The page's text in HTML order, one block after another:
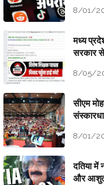
8/01/
मध्य
सरकार से
8/05/
सीएम
8/01/
दतिया में
और